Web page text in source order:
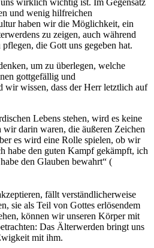
und wenig hilfreichen
haben wir die Möglichkeit, ein
zu zeigen, auch während
die Gott uns gegeben hat.
um zu überlegen, welche
gottgefällig und
wissen, dass der Herr letztlich auf
Lebens stehen, wird es keine
darin waren, die äußeren Zeichen
es wird eine Rolle spielen, ob wir
habe den guten Kampf gekämpft, ich
den Glauben bewahrt“ (
fällt verständlicherweise
sie als Teil von Gottes erlösendem
können wir unseren Körper mit
Das Älterwerden bringt uns
mit ihm.